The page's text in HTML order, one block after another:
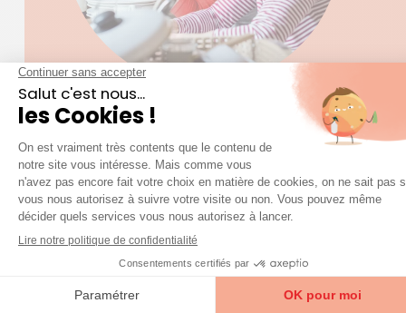
LE MÉNAGE ET L’ENTRETIEN DE VOTRE
DOMICILE
Votre aide à domicile à
Halluin